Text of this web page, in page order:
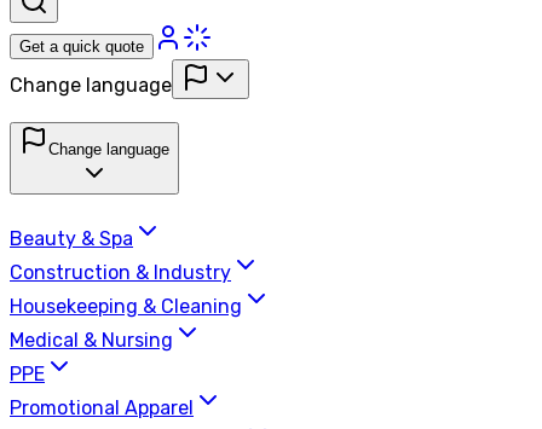
Get a quick quote
Change language
Change language
Beauty & Spa
Construction & Industry
Housekeeping & Cleaning
Medical & Nursing
PPE
Promotional Apparel